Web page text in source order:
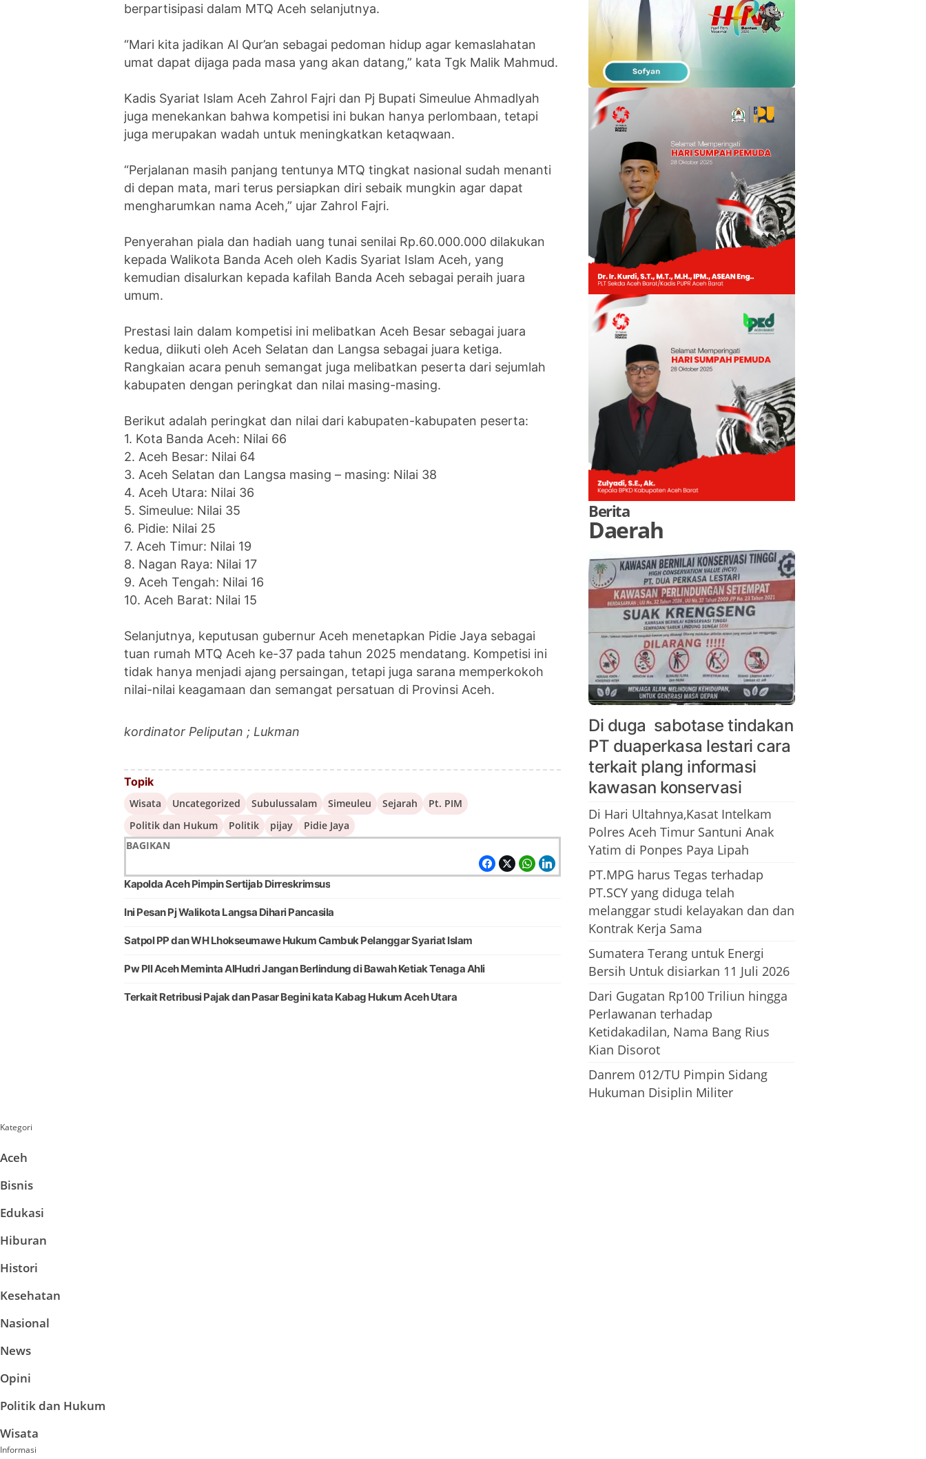
berpartisipasi dalam MTQ Aceh selanjutnya.
“Mari kita jadikan Al Qur’an sebagai pedoman hidup agar kemaslahatan
umat dapat dijaga pada masa yang akan datang,” kata Tgk Malik Mahmud.
Kadis Syariat Islam Aceh Zahrol Fajri dan Pj Bupati Simeulue Ahmadlyah
juga menekankan bahwa kompetisi ini bukan hanya perlombaan, tetapi
juga merupakan wadah untuk meningkatkan ketaqwaan.
“Perjalanan masih panjang tentunya MTQ tingkat nasional sudah menanti
di depan mata, mari terus persiapkan diri sebaik mungkin agar dapat
mengharumkan nama Aceh,” ujar Zahrol Fajri.
Penyerahan piala dan hadiah uang tunai senilai Rp.60.000.000 dilakukan
kepada Walikota Banda Aceh oleh Kadis Syariat Islam Aceh, yang
kemudian disalurkan kepada kafilah Banda Aceh sebagai peraih juara
umum.
Prestasi lain dalam kompetisi ini melibatkan Aceh Besar sebagai juara
kedua, diikuti oleh Aceh Selatan dan Langsa sebagai juara ketiga.
Rangkaian acara penuh semangat juga melibatkan peserta dari sejumlah
kabupaten dengan peringkat dan nilai masing-masing.
Berikut adalah peringkat dan nilai dari kabupaten-kabupaten peserta:
1. Kota Banda Aceh: Nilai 66
2. Aceh Besar: Nilai 64
3. Aceh Selatan dan Langsa masing – masing: Nilai 38
4. Aceh Utara: Nilai 36
5. Simeulue: Nilai 35
6. Pidie: Nilai 25
7. Aceh Timur: Nilai 19
8. Nagan Raya: Nilai 17
9. Aceh Tengah: Nilai 16
10. Aceh Barat: Nilai 15
Selanjutnya, keputusan gubernur Aceh menetapkan Pidie Jaya sebagai
tuan rumah MTQ Aceh ke-37 pada tahun 2025 mendatang. Kompetisi ini
tidak hanya menjadi ajang persaingan, tetapi juga sarana memperkokoh
nilai-nilai keagamaan dan semangat persatuan di Provinsi Aceh.
kordinator Peliputan ; Lukman
Topik
Wisata Uncategorized Subulussalam Simeuleu Sejarah
Pt. PIM
Politik dan Hukum
Politik pijay
Pidie Jaya
BAGIKAN
Kapolda Aceh Pimpin Sertijab Dirreskrimsus
Ini Pesan Pj Walikota Langsa Dihari Pancasila
Satpol PP dan WH Lhokseumawe Hukum Cambuk Pelanggar Syariat Islam
Pw PII Aceh Meminta AlHudri Jangan Berlindung di Bawah Ketiak Tenaga Ahli
Terkait Retribusi Pajak dan Pasar Begini kata Kabag Hukum Aceh Utara
Berita
Daerah
Di duga sabotase tindakan
PT duaperkasa lestari cara
terkait plang informasi
kawasan konservasi
Di Hari Ultahnya,Kasat Intelkam
Polres Aceh Timur Santuni Anak
Yatim di Ponpes Paya Lipah
PT.MPG harus Tegas terhadap
PT.SCY yang diduga telah
melanggar studi kelayakan dan dan
Kontrak Kerja Sama
Sumatera Terang untuk Energi
Bersih Untuk disiarkan 11 Juli 2026
Dari Gugatan Rp100 Triliun hingga
Perlawanan terhadap
Ketidakadilan, Nama Bang Rius
Kian Disorot
Danrem 012/TU Pimpin Sidang
Hukuman Disiplin Militer
Kategori
Aceh
Bisnis
Edukasi
Hiburan
Histori
Kesehatan
Nasional
News
Opini
Politik dan Hukum
Wisata
Informasi